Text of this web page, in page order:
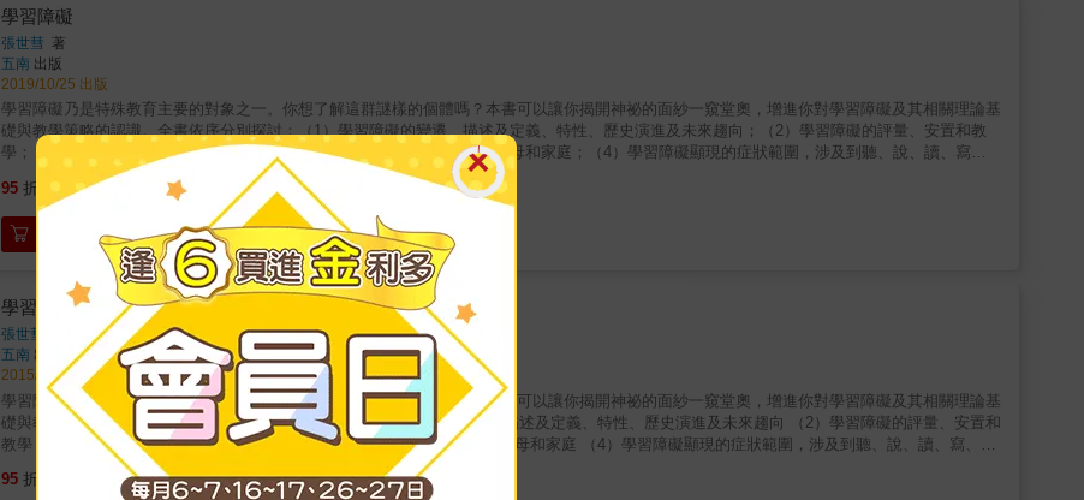
得到安慰（soothed）&mdash;&mdash;孩子知道痛苦難過的時候你會在旁陪伴； (4)安穩（secure）&mdash;&mdash;依據上述的三個要素，孩子
相信父母會提供可靠有效的協助，讓他們活在世上感到「自在」，並且學著自己找回安全、被看到而且安撫。 ●&& &幫助父母回溯個人經驗、邁
向理想互動 為什麼有些父母懂得陪伴孩子，有些父母卻無法好好陪伴？兩位作者提出，陪伴，取決於父母自己的家庭背景與依附關係。 你沒辦法
改變小時候是如何被父母對待，但是，你有辦法改變你和孩子之間的依附關係，這一切正是因為我們的腦神經迴路可以重塑。 本書邀請父母重新
理解自己的生命經驗，透過具體的問題，反思自己的童年依附模式，從中理解如何調整與孩子的相處。 陪伴，就是大人能與孩子同在也同心。父
母知道如何安撫、管教孩子或與孩子爭論，就無須擔心相處中會犯錯；親子關係即使受損就努力修補，如此孩子能夠發展出強大的內在力量，在人
生中獲得成功幸福。父母給孩子的禮物，還有什麼比這更棒呢？ 本書特色 1.&& &腦科學觀點的基本教養法則：深入淺出教養與大腦的關聯性，用
依附理論達到身心整合的全腦教養。 2.&& &九大明確步驟，建立孩子的安全依附：忙碌的數位時代，父母可以依循具體步驟，跟孩子一起練習正
向依附，幫助他們獲得最佳發展。 3.&& &兩大技巧培養大人與小孩的情感能力：以「心智省察」和「融貫敘事」，幫助大人和孩子了解自己的內
心，奠定情緒智能和社會智能。 40幅生動漫畫情境，解析棘手難題：搭配豐富的個案故事，幫助父母融會貫通如何提供孩子安定四要素。 名人推
薦 陳志恆（諮商心理師、暢銷作家，臺灣NLP學會副理事長）、楊俐容（心理教育專家、CareMind耕心學院知識長）& 專文推薦 尚瑞君（暢銷作
家、講師）、魏瑋志（澤爸）（親職教育講師）、留佩萱 （美國諮商教育與督導博士）、黃之盈（諮商心理師、暢銷作家）聯合推薦 【評論】 本
書將教養關鍵濃縮為「陪伴」這個觀念，與姊妹作《教孩子跟情緒做朋友》的可讀性與精采度不分軒輊。如果能夠合併閱讀、融會貫通，在生活中
實際運用，那麼你已經取得現代父母四大必修課當中三個課程的學分了。&mdash;&mdash;楊俐容（心理教育專家、CareMind耕心學院知識長）
本書告訴父母，你與孩子之間穩固與安全的連結，是孩子健康成長，邁向成功與快樂的關鍵。&mdash;&mdash;陳志恆（諮商心理師、暢銷作家，
臺灣NLP學會副理事長） 本書是重新連結家庭關係的終極指南。它因應了現代生活中的教養難題，闡述了簡單的事實：孩子在生命中最需要大人
幫助的是什麼。&mdash;&mdash;Wendy Mogel 博士，The Blessing of a Skinned Knee、The Blessing of a B Minus作者 本書沒有教養魔法，而
是直中天下父母的願望：讓孩子成為一個有安全依附的大人。席格與布萊森兩位作者在這本書教我們，做父母的如何讓孩子感到安全、被看到了
解，獲得撫慰以及穩固感，即使他或她自己的童年缺乏這些。&mdash;&mdash;邁克爾&middot;湯普森博士，《撫養該隱》作者 對於每個渴望自
己教養時能更有效、與孩子同在，手法可以更簡單完美的父母來說，這是一本必備之書。本書說明了每個父母不必要是完美，但是只要陪在孩子身
邊，並且有意識地扮演父母的角色，就能夠讓孩子更有安全感和自信心（不管是現在與將來）。本書提供循序漸進的步驟，讓我們實現這個目標。
&rdquo; &mdash;&mdash;Harold S. Koplewicz，醫學博士，Child Mind Institute兒童心理研究所所長 當下此刻的生活節奏，常常讓人覺得養育子
女很困難。也因此，試著去簡化育兒教養的過程，而不是給自己背上太多的壓力，這一點變得更加重要，本書正是要幫助你達到這個目標。關於幫
學習障礙
張世彗 著
五南 出版
2019/10/25 出版
學習障礙乃是特殊教育主要的對象之一。你想了解這群謎樣的個體嗎？本書可以讓你揭開神祕的面紗一窺堂奧，增進你對學習障礙及其相關理論基
礎與教學策略的認識。全書依序分別探討：（1）學習障礙的變遷、描述及定義、特性、歷史演進及未來趨向；（2）學習障礙的評量、安置和教
學；（3）學習障礙的一生範圍，包括幼兒、青少年和成人等階段、以及父母和家庭；（4）學習障礙顯現的症狀範圍，涉及到聽、說、讀、寫、
算、和非語文等方面的理論、評量和教學策略。
95 折 特價 560
加入購物車
學習障礙
張世彗
五南 出版
2015/01/21 出版
學習障礙乃是特殊教育主要的對象之一。你想了解這群謎樣的個體嗎？本書可以讓你揭開神祕的面紗一窺堂奧，增進你對學習障礙及其相關理論基
礎與教學策略的認識。 & 全書依序分別探討： & （1）學習障礙的變遷、描述及定義、特性、歷史演進及未來趨向 （2）學習障礙的評量、安置和
教學 （3）學習障礙的一生範圍，包括幼兒、青少年和成人等階段、以及父母和家庭 （4）學習障礙顯現的症狀範圍，涉及到聽、說、讀、寫、
95 折 元